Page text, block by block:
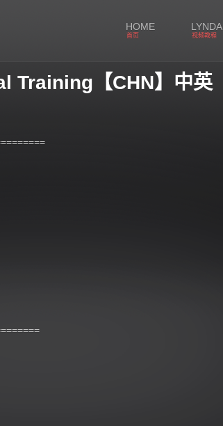
HOME
首页
LYNDA
视频教程
Training【CHN】中英